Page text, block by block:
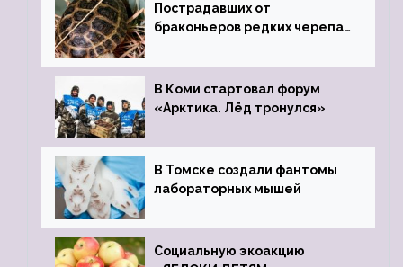
Пострадавших от
браконьеров редких черепах
зоопарк
В Коми стартовал форум
«Арктика. Лёд тронулся»
В Томске создали фантомы
лабораторных мышей
Социальную экоакцию